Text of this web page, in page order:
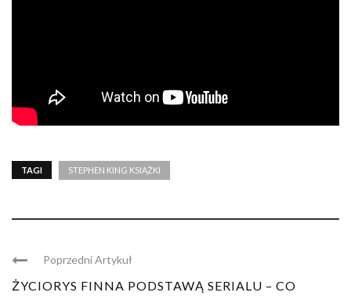
TAGI STEPHEN KING KSIĄŻKI
Poprzedni Artykuł
ŻYCIORYS FINNA PODSTAWĄ SERIALU – CO